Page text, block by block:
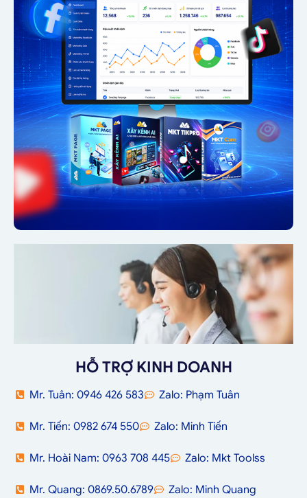
HỖ TRỢ KINH DOANH
Mr. Tuân: 0946 426 583 Zalo: Phạm Tuân
Mr. Tiến: 0982 674 550 Zalo: Minh Tiến
Mr. Hoài Nam: 0963 708 445 Zalo: Mkt Toolss
Mr. Quang: 0869.50.6789 Zalo: Minh Quang